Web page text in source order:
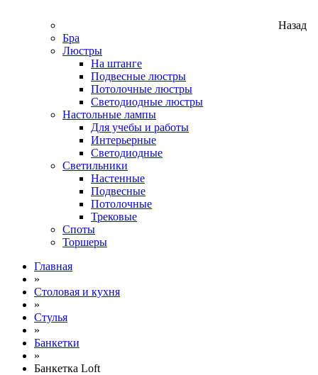
Назад
Бра
Люстры
На штанге
Подвесные люстры
Потолочные люстры
Светодиодные люстры
Настольные лампы
Для учебы и работы
Интерьерные
Светодиодные
Светильники
Настенные
Подвесные
Потолочные
Трековые
Споты
Торшеры
Главная
»
Столовая и кухня
»
Стулья
»
Банкетки
»
Банкетка Loft